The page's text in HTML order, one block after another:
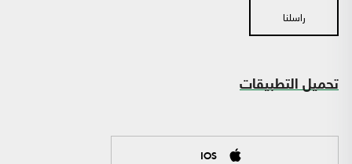
راسلنا
تحميل التطبيقات
IOS